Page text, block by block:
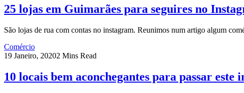
25 lojas em Guimarães para seguires no
São lojas de rua com contas no instagram. Reunimos num artigo algum
Comércio
19 Janeiro, 20202 Mins Read
10 locais bem aconchegantes para passar este